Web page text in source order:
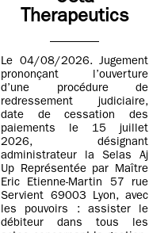
Therapeutics
Le 04/08/2026. Jugement
prononçant l’ouverture
d’une procédure de
redressement judiciaire,
date de cessation des
paiements le 15 juillet
2026, désignant
administrateur la Selas Aj
Up Représentée par Maître
Eric Etienne-Martin 57 rue
Servient 69003 Lyon, avec
les pouvoirs : assister le
débiteur dans tous les